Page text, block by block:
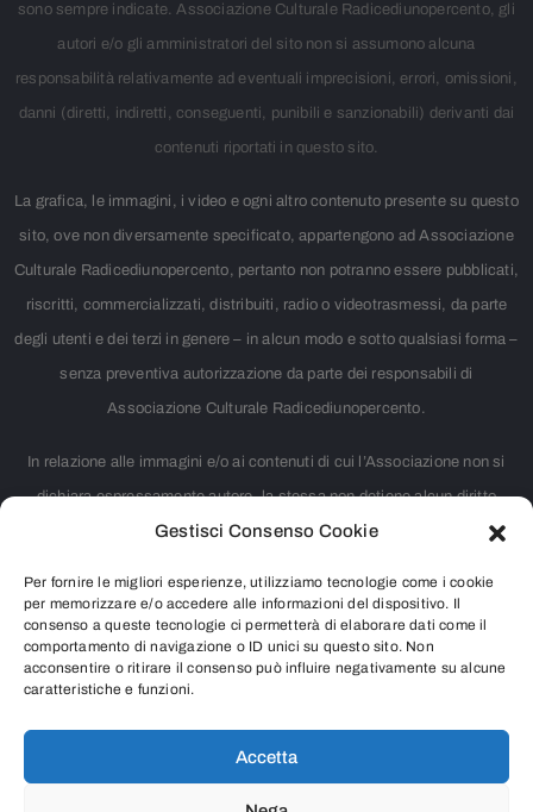
Gestisci Consenso Cookie
Per fornire le migliori esperienze, utilizziamo tecnologie come i cookie
per memorizzare e/o accedere alle informazioni del dispositivo. Il
consenso a queste tecnologie ci permetterà di elaborare dati come il
comportamento di navigazione o ID unici su questo sito. Non
acconsentire o ritirare il consenso può influire negativamente su alcune
caratteristiche e funzioni.
Accetta
sono sempre indicate. Associazione Culturale Radicediunopercento, gli
autori e/o gli amministratori del sito non si assumono alcuna
responsabilità relativamente ad eventuali imprecisioni, errori, omissioni,
danni (diretti, indiretti, conseguenti, punibili e sanzionabili) derivanti dai
contenuti riportati in questo sito.
La grafica, le immagini, i video e ogni altro contenuto presente su questo
sito, ove non diversamente specificato, appartengono ad Associazione
Culturale Radicediunopercento, pertanto non potranno essere pubblicati,
riscritti, commercializzati, distribuiti, radio o videotrasmessi, da parte
degli utenti e dei terzi in genere – in alcun modo e sotto qualsiasi forma –
senza preventiva autorizzazione da parte dei responsabili di
Associazione Culturale Radicediunopercento.
In relazione alle immagini e/o ai contenuti di cui l’Associazione non si
dichiara espressamente autore, la stessa non detiene alcun diritto
d’autore. Nei casi in cui non è citata la fonte, si tratta di materiale
Chiunque rivendicasse il copyright di qualsiasi immagine o contenuto
presente o intendesse segnalare qualsiasi controversia riguardante i
diritti d’autore, è pregato di contattarci inviando una e-mail all’indirizzo